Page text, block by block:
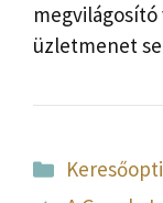
üzletmenet
Kategória